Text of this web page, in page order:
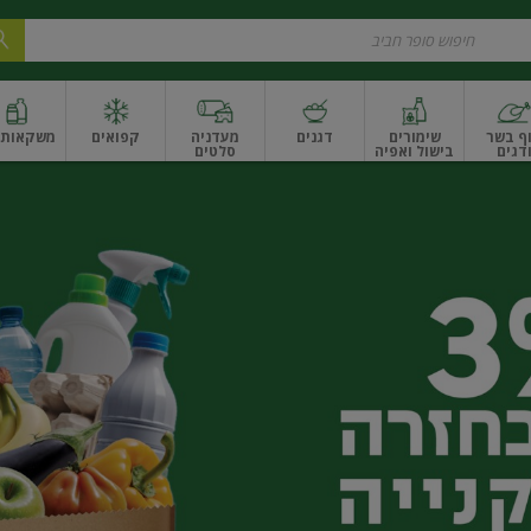
בשר
ודגים
שימורים
בישול ואפיה
דגנים מעדניה
סלטים
ונקניקים
קפואים משקאות
ואגוזיםפירות יבשים ארוזפירות יבשים בתפזורתפיצוחים, אגוזים